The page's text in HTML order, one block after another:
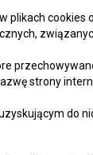
cookies
strony
do